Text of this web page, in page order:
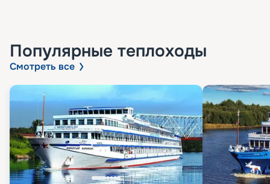
Популярные теплоходы
Смотреть все